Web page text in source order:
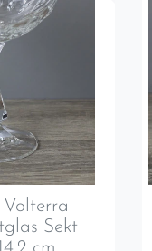
Sekt